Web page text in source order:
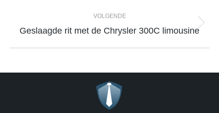
VOLGENDE
Volgende
Geslaagde rit met de Chrysler 300C limousine